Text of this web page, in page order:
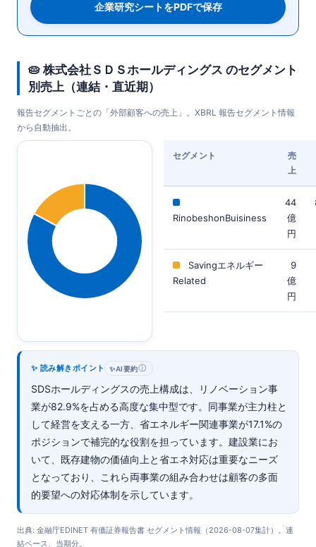
企業研究シートをPDFで保存
🥧 株式会社ＳＤＳホールディングス のセグメント
別売上（連結・直近期）
報告セグメントごとの「外部顧客への売上」。XBRL 報告セグメント情報
から自動抽出。
セグメント
売
上
RinobeshonBuisiness
44
億
円
Savingエネルギー
Related
9
億
円
✨ 読み解きポイント ✨AI要約ⓘ
SDSホールディングスの売上構成は、リノベーション事
業が82.9%を占める高度な集中型です。同事業が主力柱と
して経営を支える一方、省エネルギー関連事業が17.1%の
ポジションで補完的な役割を担っています。建設業にお
いて、既存建物の価値向上と省エネ対応は重要なニーズ
となっており、これら両事業の組み合わせは顧客の多面
的要望への対応体制を示しています。
出典: 金融庁EDINET 有価証券報告書 セグメント情報（2026-08-07集計）。連
結ベース、当期分。